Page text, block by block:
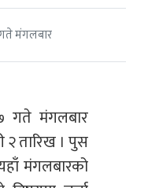
मंगलबार
मंगलबार
तारिख । पुस
मंगलबारको